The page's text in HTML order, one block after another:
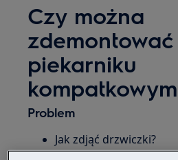
Czy można
piekarniku
Problem
Jak zdjąć drzwiczki?
Czy można zdjąć